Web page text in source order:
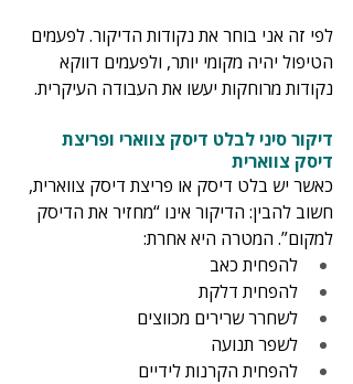
לפי זה אני בוחר את נקודות הדיקור. לפעמים
הטיפול יהיה מקומי יותר, ולפעמים דווקא
נקודות מרוחקות יעשו את העבודה העיקרית.
דיקור סיני לבלט דיסק צווארי ופריצת
דיסק צווארית
כאשר יש בלט דיסק או פריצת דיסק צווארית,
חשוב להבין: הדיקור אינו “מחזיר את הדיסק
למקום”. המטרה היא אחרת:
להפחית כאב
להפחית דלקת
לשחרר שרירים מכווצים
לשפר תנועה
להפחית הקרנות לידיים